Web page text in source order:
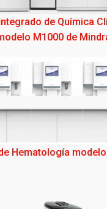
de Química
M1000 de
Hematología